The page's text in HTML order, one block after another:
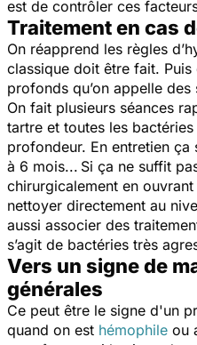
est de contrôler ces
Traitement en cas
On réapprend les règles
classique doit être fait.
profonds qu’on appelle
On fait plusieurs séances
tartre et toutes les
profondeur. En entretien ça
à 6 mois... Si ça ne suffit
chirurgicalement en
nettoyer directement au
aussi associer des
s’agit de bactéries très
Vers un signe de
générales
Ce peut être le signe d'un
quand on est hémophile ou